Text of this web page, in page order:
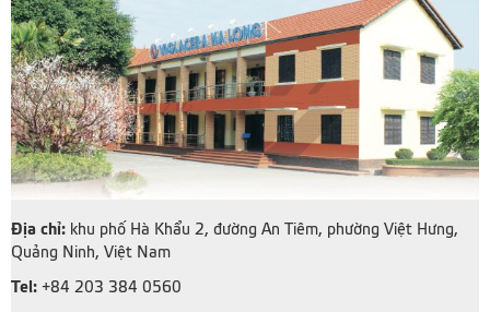
Địa chỉ: khu phố Hà Khẩu 2, đường An Tiêm, phường Việt Hưng,
Quảng Ninh, Việt Nam
Tel: +84 203 384 0560